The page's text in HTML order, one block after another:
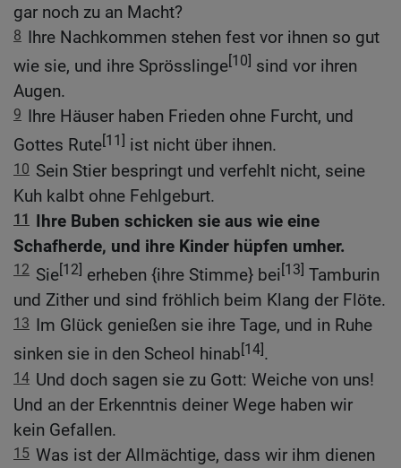
gar noch zu an Macht?
8 Ihre Nachkommen stehen fest vor ihnen so gut
wie sie, und ihre Sprösslinge[10] sind vor ihren
Augen.
9 Ihre Häuser haben Frieden ohne Furcht, und
Gottes Rute[11] ist nicht über ihnen.
10 Sein Stier bespringt und verfehlt nicht, seine
Kuh kalbt ohne Fehlgeburt.
11 Ihre Buben schicken sie aus wie eine
Schafherde, und ihre Kinder hüpfen umher.
12 Sie[12] erheben {ihre Stimme} bei [13] Tamburin
und Zither und sind fröhlich beim Klang der Flöte.
13 Im Glück genießen sie ihre Tage, und in Ruhe
sinken sie in den Scheol hinab[14].
14 Und doch sagen sie zu Gott: Weiche von uns!
Und an der Erkenntnis deiner Wege haben wir
kein Gefallen.
15 Was ist der Allmächtige, dass wir ihm dienen